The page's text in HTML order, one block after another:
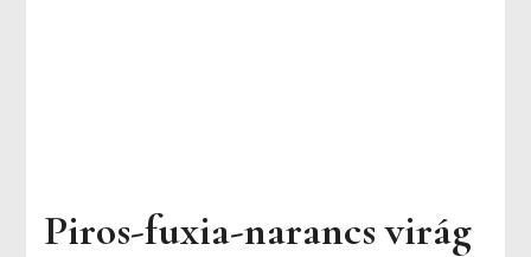
Piros-fuxia-narancs virág